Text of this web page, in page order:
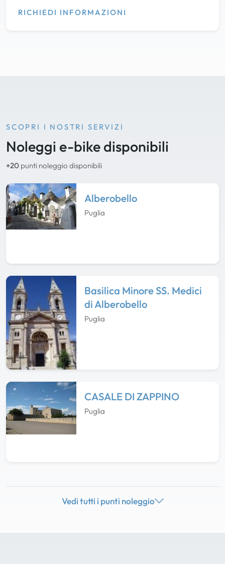
RICHIEDI INFORMAZIONI
SCOPRI I NOSTRI SERVIZI
Noleggi e-bike disponibili
+20 punti noleggio disponibili
Alberobello
Puglia
Basilica Minore SS. Medici
di Alberobello
Puglia
CASALE DI ZAPPINO
Puglia
Vedi tutti i punti noleggio